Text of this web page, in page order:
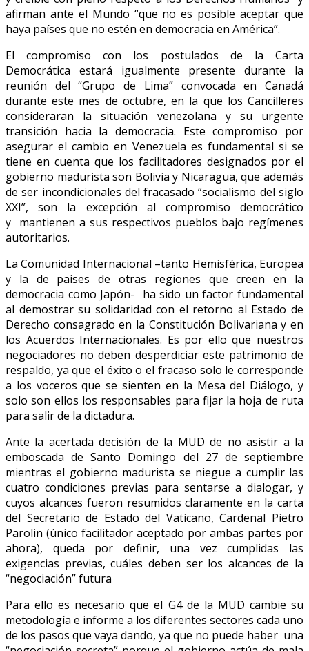
afirman ante el Mundo “que no es posible aceptar que
haya países que no estén en democracia en América”.
El compromiso con los postulados de la Carta
Democrática estará igualmente presente durante la
reunión del “Grupo de Lima” convocada en Canadá
durante este mes de octubre, en la que los Cancilleres
consideraran la situación venezolana y su urgente
transición hacia la democracia. Este compromiso por
asegurar el cambio en Venezuela es fundamental si se
tiene en cuenta que los facilitadores designados por el
gobierno madurista son Bolivia y Nicaragua, que además
de ser incondicionales del fracasado “socialismo del siglo
XXI”, son la excepción al compromiso democrático
y mantienen a sus respectivos pueblos bajo regímenes
autoritarios.
La Comunidad Internacional –tanto Hemisférica, Europea
y la de países de otras regiones que creen en la
democracia como Japón- ha sido un factor fundamental
al demostrar su solidaridad con el retorno al Estado de
Derecho consagrado en la Constitución Bolivariana y en
los Acuerdos Internacionales. Es por ello que nuestros
negociadores no deben desperdiciar este patrimonio de
respaldo, ya que el éxito o el fracaso solo le corresponde
a los voceros que se sienten en la Mesa del Diálogo, y
solo son ellos los responsables para fijar la hoja de ruta
para salir de la dictadura.
Ante la acertada decisión de la MUD de no asistir a la
emboscada de Santo Domingo del 27 de septiembre
mientras el gobierno madurista se niegue a cumplir las
cuatro condiciones previas para sentarse a dialogar, y
cuyos alcances fueron resumidos claramente en la carta
del Secretario de Estado del Vaticano, Cardenal Pietro
Parolin (único facilitador aceptado por ambas partes por
ahora), queda por definir, una vez cumplidas las
exigencias previas, cuáles deben ser los alcances de la
“negociación” futura
Para ello es necesario que el G4 de la MUD cambie su
metodología e informe a los diferentes sectores cada uno
de los pasos que vaya dando, ya que no puede haber una